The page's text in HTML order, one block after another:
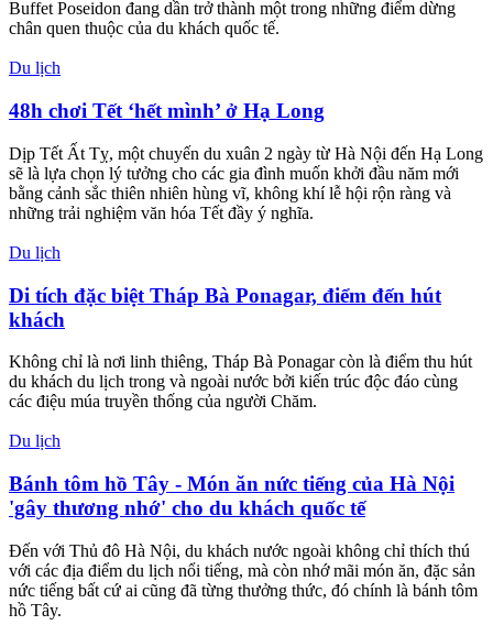
Buffet Poseidon đang dần trở thành một trong những điểm dừng
chân quen thuộc của du khách quốc tế.
Du lịch
48h chơi Tết ‘hết mình’ ở Hạ Long
Dịp Tết Ất Tỵ, một chuyến du xuân 2 ngày từ Hà Nội đến Hạ Long
sẽ là lựa chọn lý tưởng cho các gia đình muốn khởi đầu năm mới
bằng cảnh sắc thiên nhiên hùng vĩ, không khí lễ hội rộn ràng và
những trải nghiệm văn hóa Tết đầy ý nghĩa.
Du lịch
Di tích đặc biệt Tháp Bà Ponagar, điểm đến hút
khách
Không chỉ là nơi linh thiêng, Tháp Bà Ponagar còn là điểm thu hút
du khách du lịch trong và ngoài nước bởi kiến trúc độc đáo cùng
các điệu múa truyền thống của người Chăm.
Du lịch
Bánh tôm hồ Tây - Món ăn nức tiếng của Hà Nội
'gây thương nhớ' cho du khách quốc tế
Đến với Thủ đô Hà Nội, du khách nước ngoài không chỉ thích thú
với các địa điểm du lịch nổi tiếng, mà còn nhớ mãi món ăn, đặc sản
nức tiếng bất cứ ai cũng đã từng thưởng thức, đó chính là bánh tôm
hồ Tây.